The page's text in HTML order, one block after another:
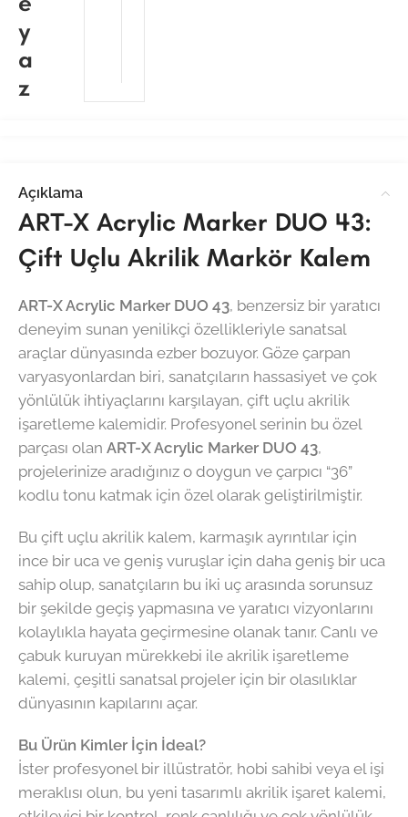
y
a
z
Açıklama
ART-X Acrylic Marker DUO 43:
Çift Uçlu Akrilik Markör Kalem
ART-X Acrylic Marker DUO 43, benzersiz bir yaratıcı
deneyim sunan yenilikçi özellikleriyle sanatsal
araçlar dünyasında ezber bozuyor. Göze çarpan
varyasyonlardan biri, sanatçıların hassasiyet ve çok
yönlülük ihtiyaçlarını karşılayan, çift uçlu akrilik
işaretleme kalemidir. Profesyonel serinin bu özel
parçası olan ART-X Acrylic Marker DUO 43,
projelerinize aradığınız o doygun ve çarpıcı “36”
kodlu tonu katmak için özel olarak geliştirilmiştir.
Bu çift uçlu akrilik kalem, karmaşık ayrıntılar için
ince bir uca ve geniş vuruşlar için daha geniş bir uca
sahip olup, sanatçıların bu iki uç arasında sorunsuz
bir şekilde geçiş yapmasına ve yaratıcı vizyonlarını
kolaylıkla hayata geçirmesine olanak tanır. Canlı ve
çabuk kuruyan mürekkebi ile akrilik işaretleme
kalemi, çeşitli sanatsal projeler için bir olasılıklar
dünyasının kapılarını açar.
Bu Ürün Kimler İçin İdeal?
İster profesyonel bir illüstratör, hobi sahibi veya el işi
meraklısı olun, bu yeni tasarımlı akrilik işaret kalemi,